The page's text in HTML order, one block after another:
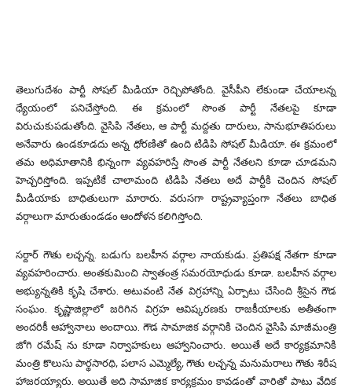
తెలుగుదేశం పార్టీ సోషల్ మీడియా రెచ్చిపోతోంది. వైసీపీని లేకుండా చేయాలన్న
ధ్యేయంలో పనిచేస్తోంది. ఈ క్రమంలో సొంత పార్టీ నేతలపై కూడా
విరుచుకుపడుతోంది. వైసిపి నేతలు, ఆ పార్టీ మద్దతు దారులు, సానుభూతిపరులు
అనేవారు ఉండకూడదు అన్న ధోరణితో ఉంది టిడిపి సోషల్ మీడియా. ఈ క్రమంలో
తమ అధిమాతానికి భిన్నంగా వ్యవహరిస్తే సొంత పార్టీ నేతలని కూడా చూడమని
హెచ్చరిస్తోంది. ఇప్పటికే చాలామంది టిడిపి నేతలు అదే పార్టీకి చెందిన సోషల్
మీడియాకు బాధితులుగా మారారు. వరుసగా రాష్ట్రవ్యాప్తంగా నేతలు బాధిత
వర్గాలుగా మారుతుండడం ఆందోళన కలిగిస్తోంది.
సర్దార్ గౌతు లచ్చన్న. బడుగు బలహీన వర్గాల నాయకుడు. ప్రతిపక్ష నేతగా కూడా
వ్యవహరించారు. అంతకుమించి స్వాతంత్ర సమరయోధుడు కూడా. బలహీన వర్గాల
అభ్యున్నతికి కృషి చేశారు. అటువంటి నేత విగ్రహాన్ని ఏర్పాటు చేసింది శ్రీసైన గౌడ
సంఘం. కృష్ణాజిల్లాలో జరిగిన విగ్రహ ఆవిష్కరణకు రాజకీయాలకు అతీతంగా
అందరికీ ఆహ్వానాలు అందాయి. గౌడ సామాజిక వర్గానికి చెందిన వైసిపి మాజీమంత్రి
జోగి రమేష్ ను కూడా నిర్వాహకులు ఆహ్వానించారు. అయితే అదే కార్యక్రమానికి
మంత్రి కొలుసు పార్థసారథి, పలాస ఎమ్మెల్యే, గౌతు లచ్చన్న మనుమరాలు గౌతు శిరీష
హాజరయ్యారు. అయితే అది సామాజిక కార్యక్రమం కావడంతో వారితో పాటు వేదిక